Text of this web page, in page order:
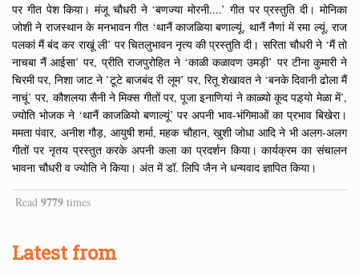
पर गीत पेश किया। मंजू चौधरी ने ‘बणज्या मोरनी....’ गीत पर प्रस्तुति दी। मोनिका
जोशी ने राजस्थान के मनभावन गीत ‘थानैं काजळिया बणाल्यूं, थानैं नैणां में रमा ल्यूं, राज
पलकां मैं बंद कर राखूं ली’ पर चितलुभावन नृत्य की प्रस्तुति दी। सरिता चौधरी ने ‘मैं तो
नाचबा नैं आईसा’ पर, प्रीति राजपुरोहित ने ‘काळी कळावण उमड़ी’ पर टीना कुमारी ने
चिरमी पर, निशा जाट ने ’टूटे बाजबंद री लूम’ पर, रितू शेखावत ने ‘बनके दिवानी ढोला मैं
नाचूं’ पर, कौशलया सैनी ने मिक्स गीतों पर, पूजा इनाणियां ने काळ्यो कूद पड़्यो मेळा में’,
ज्योति भोजक ने ‘थानैं काजळियो बणाल्यूं’ पर अपनी भाव-भंगिमाओं का प्रभाव बिखेरा।
ममता पंवार, अनीश गौड़, आयुषी शर्मा, महक चौहान, खुशी जोधा आदि ने भी अलग-अलग
गीतों पर नृतय प्रस्तुत करके अपनी कला का प्रदर्शन किया। कार्यक्रम का संचालन
भावना चौधरी व ज्योति ने किया। अंत में डॉ. लिपि जैन ने धन्यवाद ज्ञापित किया।
Read 9779 times
Latest from